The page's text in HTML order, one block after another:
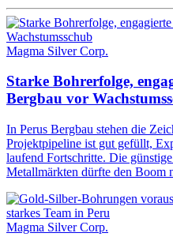
Magma Silver Corp.
Starke Bohrerfolge,
Bergbau vor
In Perus Bergbau stehen die
Projektpipeline ist gut gefüllt,
laufend Fortschritte. Die
Metallmärkten dürfte den Boom
Magma Silver Corp.